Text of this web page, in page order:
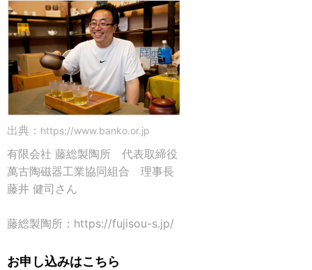
出典： https://www.banko.or.jp
有限会社 藤総製陶所 代表取締役
萬古陶磁器工業協同組合 理事長
藤井 健司さん
藤総製陶所：https://fujisou-s.jp/
お申し込みはこちら